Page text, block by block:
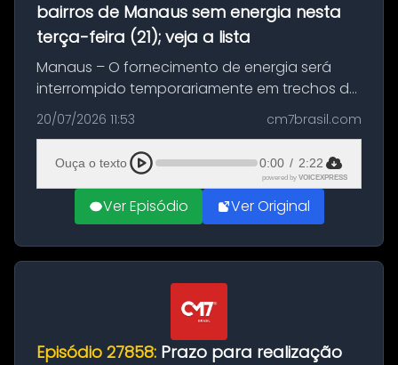
bairros de Manaus sem energia nesta
terça-feira (21); veja a lista
Manaus – O fornecimento de energia será
interrompido temporariamente em trechos de
sete bairros de Manaus nesta terça-feira (21).
A suspensão programada ocorrerá para a
execução de serviços de manuten...
20/07/2026 11:53 cm7brasil.com
Ouça o texto 0:00 / 2:22
powered by VOICEXPRESS
Ver Episódio Ver Original
Episódio 27858: Prazo para realização